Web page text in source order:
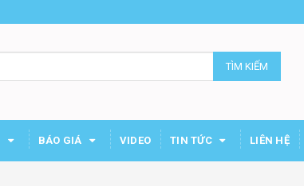
TÌM KIẾM
BÁO GIÁ VIDEO TIN TỨC LIÊN HỆ